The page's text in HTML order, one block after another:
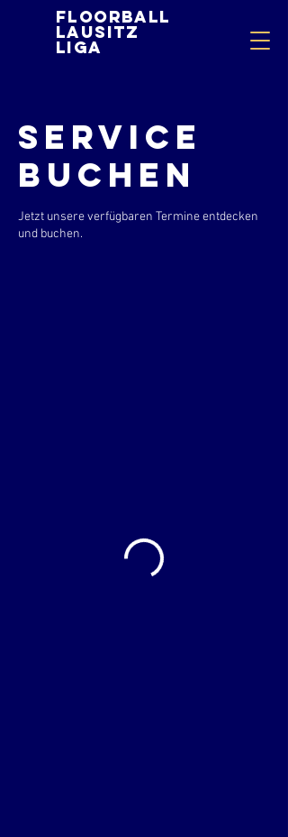
Floorball
Lausitz
Liga
Service
buchen
Jetzt unsere verfügbaren Termine entdecken
und buchen.